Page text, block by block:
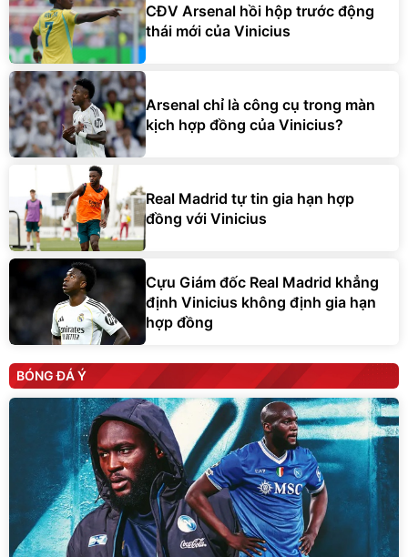
CĐV Arsenal hồi hộp trước động
thái mới của Vinicius
Arsenal chỉ là công cụ trong màn
kịch hợp đồng của Vinicius?
Real Madrid tự tin gia hạn hợp
đồng với Vinicius
Cựu Giám đốc Real Madrid khẳng
định Vinicius không định gia hạn
hợp đồng
BÓNG ĐÁ Ý